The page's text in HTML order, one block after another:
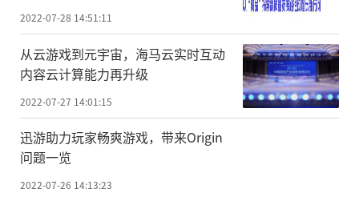
2022-07-28 14:51:11
从云游戏到元宇宙，海马云实时互动
内容云计算能力再升级
2022-07-27 14:01:15
迅游助力玩家畅爽游戏，带来Origin
问题一览
2022-07-26 14:13:23